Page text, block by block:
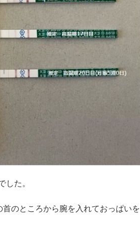
た。
のところから腕を入れておっぱいを